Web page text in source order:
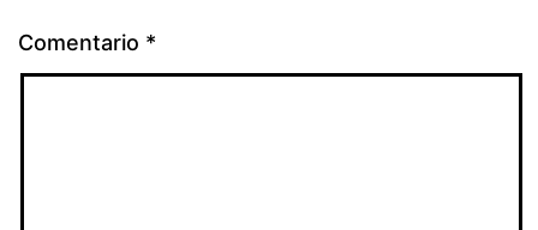
Comentario *